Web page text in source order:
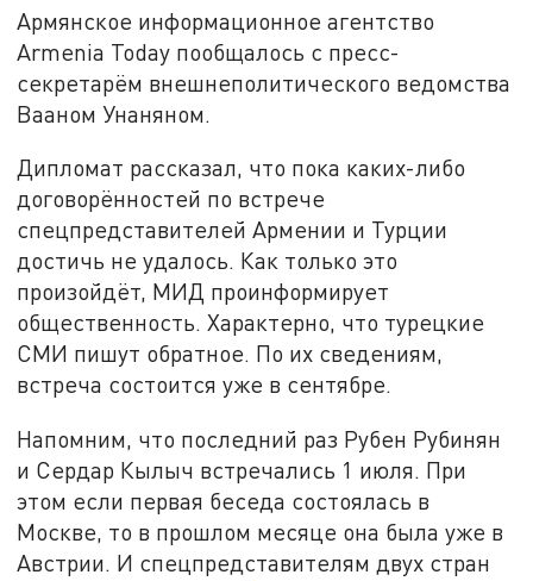
Армянское информационное агентство
Armenia Today пообщалось с пресс-
секретарём внешнеполитического ведомства
Вааном Унаняном.
Дипломат рассказал, что пока каких-либо
договорённостей по встрече
спецпредставителей Армении и Турции
достичь не удалось. Как только это
произойдёт, МИД проинформирует
общественность. Характерно, что турецкие
СМИ пишут обратное. По их сведениям,
встреча состоится уже в сентябре.
Напомним, что последний раз Рубен Рубинян
и Сердар Кылыч встречались 1 июля. При
этом если первая беседа состоялась в
Москве, то в прошлом месяце она была уже в
Австрии. И спецпредставителям двух стран